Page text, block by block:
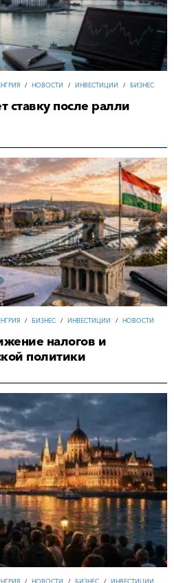
/ НОВОСТИ / ИНВЕСТИЦИИ / БИЗНЕС
ставку после ралли
/ БИЗНЕС / ИНВЕСТИЦИИ / НОВОСТИ
налогов и
политики
/ НОВОСТИ / БИЗНЕС / ИНВЕСТИЦИИ